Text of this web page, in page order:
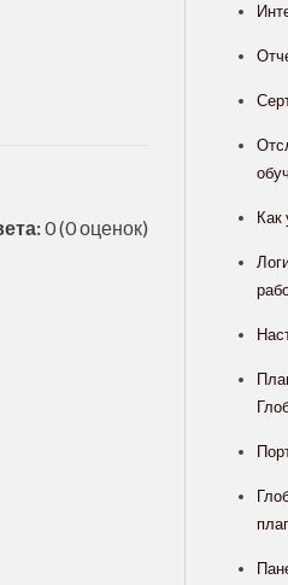
0(0 оценок)
Как